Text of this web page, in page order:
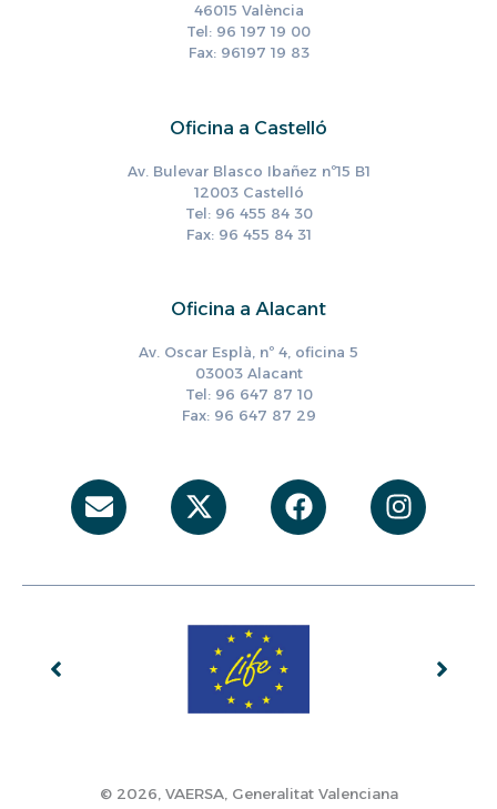
46015 València
Tel: 96 197 19 00
Fax: 96197 19 83
Oficina a Castelló
Av. Bulevar Blasco Ibañez nº15 B1
12003 Castelló
Tel: 96 455 84 30
Fax: 96 455 84 31
Oficina a Alacant
Av. Oscar Esplà, nº 4, oficina 5
03003 Alacant
Tel: 96 647 87 10
Fax: 96 647 87 29
Envelope
X-
twitter
Facebook
© 2026, VAERSA, Generalitat Valenciana